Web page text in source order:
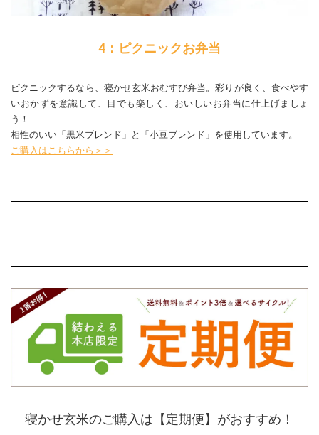
4：ピクニックお弁当
ピクニックするなら、寝かせ玄米おむすび弁当。彩りが良く、食べやす
いおかずを意識して、目でも楽しく、おいしいお弁当に仕上げましょ
う！
相性のいい「黒米ブレンド」と「小豆ブレンド」を使用しています。
ご購入はこちらから＞＞
寝かせ玄米のご購入は【定期便】がおすすめ！